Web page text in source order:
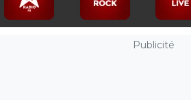
Publicité